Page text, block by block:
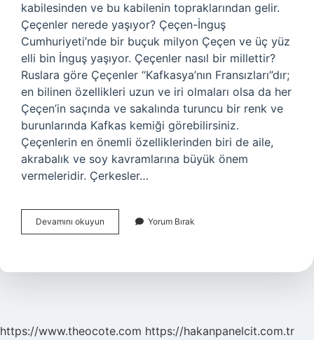
kabilesinden ve bu kabilenin topraklarından gelir.
Çeçenler nerede yaşıyor? Çeçen-İnguş
Cumhuriyeti’nde bir buçuk milyon Çeçen ve üç yüz
elli bin İnguş yaşıyor. Çeçenler nasıl bir millettir?
Ruslara göre Çeçenler “Kafkasya’nın Fransızları”dır;
en bilinen özellikleri uzun ve iri olmaları olsa da her
Çeçen’in saçında ve sakalında turuncu bir renk ve
burunlarında Kafkas kemiği görebilirsiniz.
Çeçenlerin en önemli özelliklerinden biri de aile,
akrabalık ve soy kavramlarına büyük önem
vermeleridir. Çerkesler…
Devamını okuyun Çeçenler
Türkiyede
Yorum Bırak
https://www.theocote.com https://hakanpanelcit.com.tr